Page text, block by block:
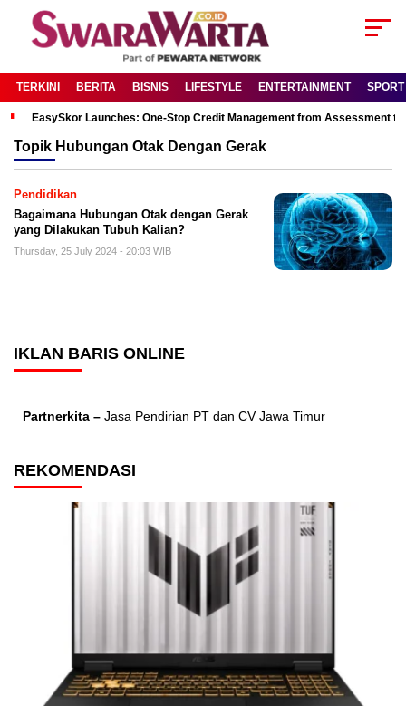
TERKINI BERITA BISNIS LIFESTYLE ENTERTAINMENT SPORT
EasySkor Launches: One-Stop Credit Management from Assessment
Topik Hubungan Otak Dengan Gerak
Pendidikan
Bagaimana Hubungan Otak dengan Gerak
yang Dilakukan Tubuh Kalian?
Thursday, 25 July 2024 - 20:03 WIB
IKLAN BARIS ONLINE
Partnerkita – Jasa Pendirian PT dan CV Jawa Timur
REKOMENDASI